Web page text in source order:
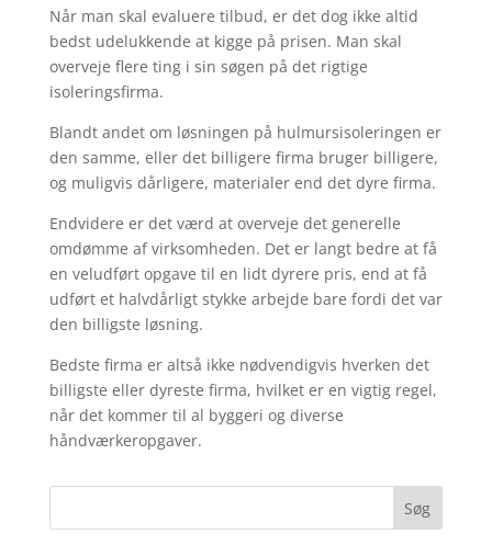
Når man skal evaluere tilbud, er det dog ikke altid
bedst udelukkende at kigge på prisen. Man skal
overveje flere ting i sin søgen på det rigtige
isoleringsfirma.
Blandt andet om løsningen på hulmursisoleringen er
den samme, eller det billigere firma bruger billigere,
og muligvis dårligere, materialer end det dyre firma.
Endvidere er det værd at overveje det generelle
omdømme af virksomheden. Det er langt bedre at få
en veludført opgave til en lidt dyrere pris, end at få
udført et halvdårligt stykke arbejde bare fordi det var
den billigste løsning.
Bedste firma er altså ikke nødvendigvis hverken det
billigste eller dyreste firma, hvilket er en vigtig regel,
når det kommer til al byggeri og diverse
håndværkeropgaver.